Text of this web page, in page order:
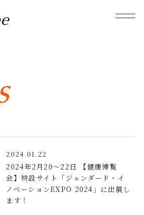
2024.01.22
2024年2月20～22日 【健康博覧
会】特設サイト「ジェンダード・イ
ノベーションEXPO 2024」に出展し
ます！